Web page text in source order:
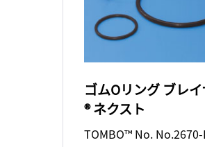
ゴムOリング ブレ
® ネクスト
TOMBO™ No.